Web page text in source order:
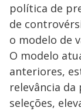
política de
de
o modelo de
O modelo
anteriores,
relevância
seleções,